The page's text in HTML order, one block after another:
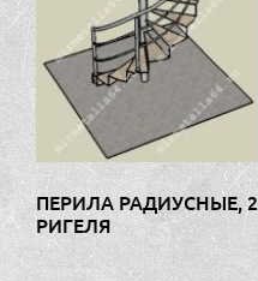
ПЕРИЛА РАДИУСНЫЕ, 2
РИГЕЛЯ